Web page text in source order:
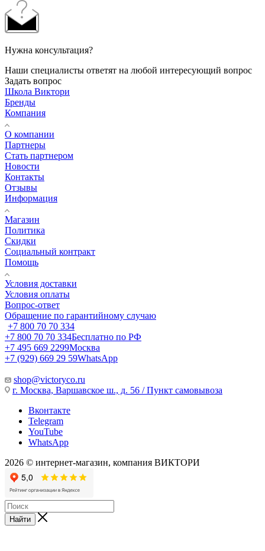
Нужна консультация?
Наши специалисты ответят на любой интересующий вопрос
Задать вопрос
Школа Виктори
Бренды
Компания
О компании
Партнеры
Стать партнером
Новости
Контакты
Отзывы
Информация
Магазин
Политика
Скидки
Социальный контракт
Помощь
Условия доставки
Условия оплаты
Вопрос-ответ
Обращение по гарантийному случаю
+7 800 70 70 334
+7 800 70 70 334Бесплатно по РФ
+7 495 669 2299Москва
+7 (929) 669 29 59WhatsApp
shop@victoryco.ru
г. Москва, Варшавское ш., д. 56 / Пункт самовывоза
Вконтакте
Telegram
YouTube
WhatsApp
2026 © интернет-магазин, компания ВИКТОРИ
Найти